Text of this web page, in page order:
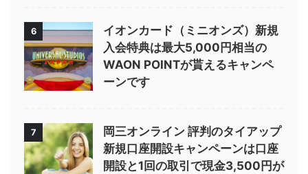
6
イオンカード（ミニオンズ）新規
入会特典は最大5,000円相当の
WAON POINTが貰えるキャンペ
ーンです
7
岡三オンライン 評判のタイアップ
新規口座開設キャンペーンは口座
開設と1回の取引で現金3,500円が